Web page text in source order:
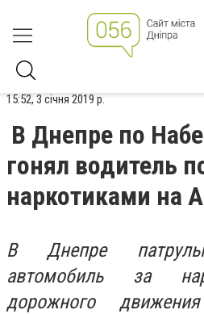
15:52, 3 січня 2019 р.
В Днепре по
гонял водитель
наркотиками на
В Днепре
автомобиль за
дорожного